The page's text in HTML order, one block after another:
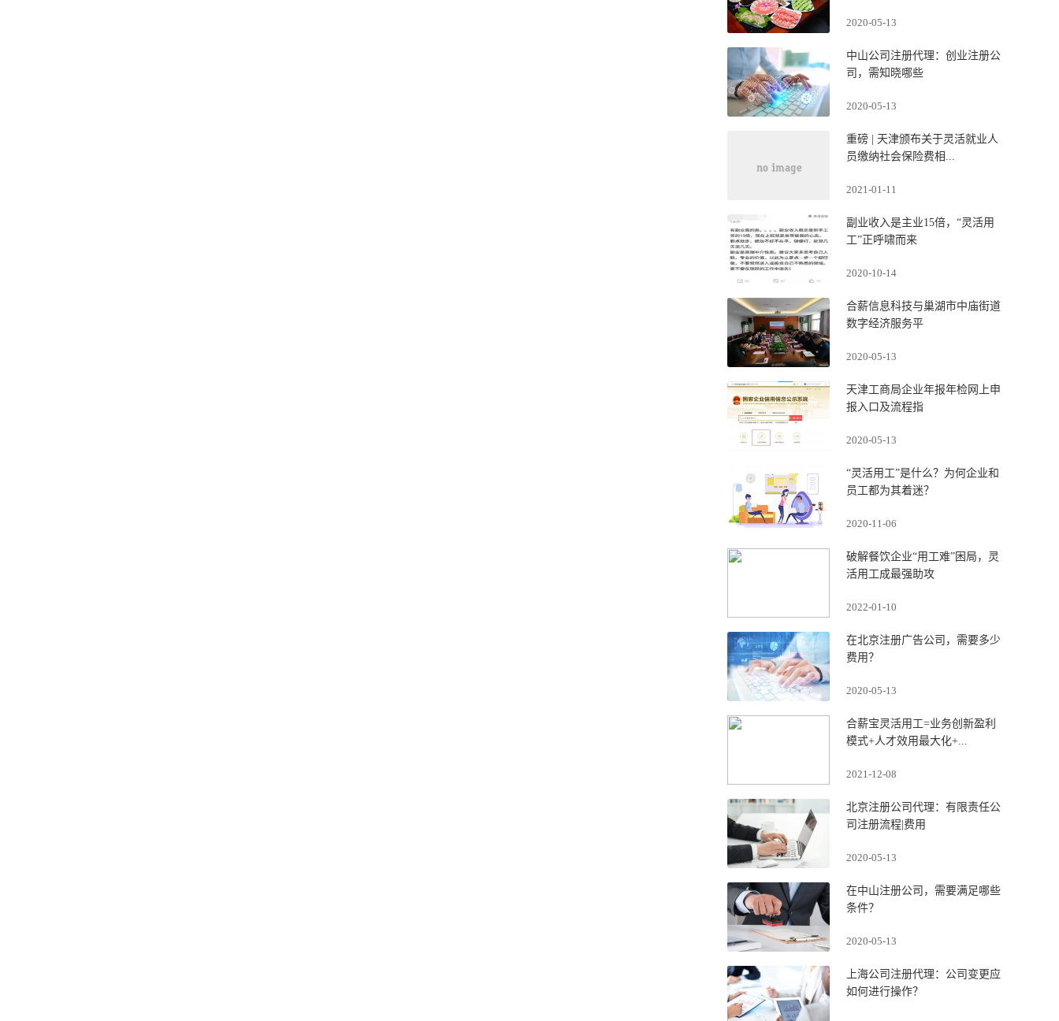
2020-05-13
中山公司注册代理：创业注册公
司，需知晓哪些
2020-05-13
重磅 | 天津颁布关于灵活就业人
员缴纳社会保险费相...
2021-01-11
副业收入是主业15倍，“灵活用
工”正呼啸而来
2020-10-14
合薪信息科技与巢湖市中庙街道
数字经济服务平
2020-05-13
天津工商局企业年报年检网上申
报入口及流程指
2020-05-13
“灵活用工”是什么？为何企业和
员工都为其着迷？
2020-11-06
破解餐饮企业“用工难”困局，灵
活用工成最强助攻
2022-01-10
在北京注册广告公司，需要多少
费用？
2020-05-13
合薪宝灵活用工=业务创新盈利
模式+人才效用最大化+...
2021-12-08
北京注册公司代理：有限责任公
司注册流程|费用
2020-05-13
在中山注册公司，需要满足哪些
条件？
2020-05-13
上海公司注册代理：公司变更应
如何进行操作？